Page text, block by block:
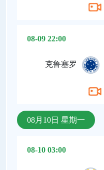
08-09 22:00
克鲁塞罗
08月10日 星期一
08-10 03:00